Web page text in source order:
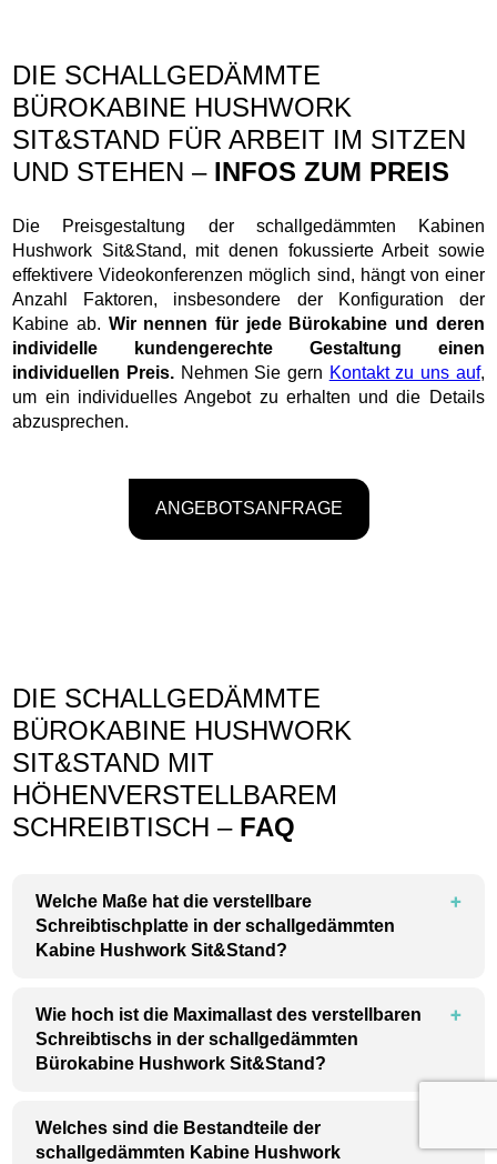
DIE SCHALLGEDÄMMTE
BÜROKABINE HUSHWORK
SIT&STAND FÜR ARBEIT IM SITZEN
UND STEHEN – INFOS ZUM PREIS
Die Preisgestaltung der schallgedämmten Kabinen
Hushwork Sit&Stand, mit denen fokussierte Arbeit sowie
effektivere Videokonferenzen möglich sind, hängt von einer
Anzahl Faktoren, insbesondere der Konfiguration der
Kabine ab. Wir nennen für jede Bürokabine und deren
individelle kundengerechte Gestaltung einen
individuellen Preis.Nehmen Sie gern Kontakt zu uns auf,
um ein individuelles Angebot zu erhalten und die Details
abzusprechen.
ANGEBOTSANFRAGE
DIE SCHALLGEDÄMMTE
BÜROKABINE HUSHWORK
SIT&STAND MIT
HÖHENVERSTELLBAREM
SCHREIBTISCH – FAQ
Welche Maße hat die verstellbare
Schreibtischplatte in der schallgedämmten
Kabine Hushwork Sit&Stand?
Wie hoch ist die Maximallast des verstellbaren
Schreibtischs in der schallgedämmten
Bürokabine Hushwork Sit&Stand?
Welches sind die Bestandteile der
schallgedämmten Kabine Hushwork